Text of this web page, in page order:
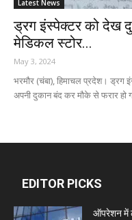
Latest News
ड्रग इंस्पेक्टर को देख
मेडिकल स्टोर...
May 3, 2024
भरमौर (चंबा), हिमाचल प्रदेश।
अपनी दुकान बंद कर मौके से फरार हो
EDITOR PICKS
ऑपरेशन में